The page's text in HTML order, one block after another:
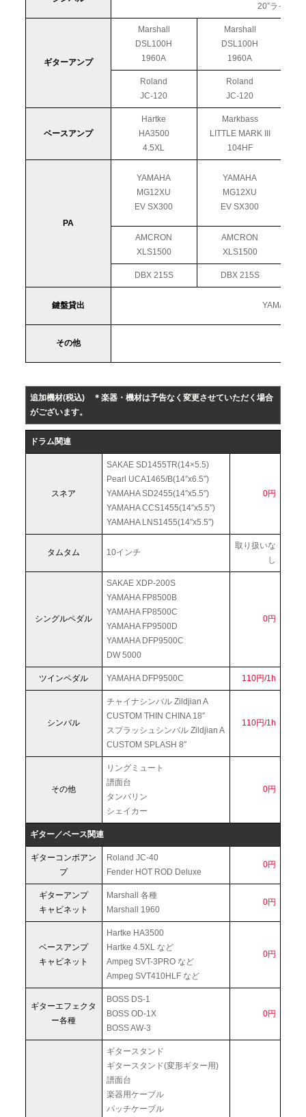
20”ライド、
ギターアンプ
Marshall
DSL100H
1960A
Marshall
DSL100H
1960A
Roland
JC-120
Roland
JC-120
ベースアンプ
Hartke
HA3500
4.5XL
Markbass
LITTLE MARK III
104HF
PA
YAMAHA
MG12XU
EV SX300
YAMAHA
MG12XU
EV SX300
AMCRON
XLS1500
AMCRON
XLS1500
DBX 215S DBX 215S
鍵盤貸出 YAMAHA
その他
追加機材(税込)＊楽器・機材は予告なく変更させていただく場合
がございます。
ドラム関連
スネア
SAKAE SD1455TR(14×5.5)
Pearl UCA1465/B(14″x6.5″)
YAMAHA SD2455(14″x5.5″)
YAMAHA CCS1455(14″x5.5″)
YAMAHA LNS1455(14″x5.5″)
0円
タムタム 10インチ
取り扱いな
し
シングルペダル
SAKAE XDP-200S
YAMAHA FP8500B
YAMAHA FP8500C
YAMAHA FP9500D
YAMAHA DFP9500C
DW 5000
0円
ツインペダル YAMAHA DFP9500C 110円/1h
シンバル
チャイナシンバル Zildjian A
CUSTOM THIN CHINA 18″
スプラッシュシンバル Zildjian A
CUSTOM SPLASH 8″
110円/1h
その他
リングミュート
譜面台
タンバリン
シェイカー
0円
ギター／ベース関連
ギターコンボアン
プ
Roland JC-40
Fender HOT ROD Deluxe
0円
ギターアンプ
キャビネット
Marshall 各種
Marshall 1960
0円
ベースアンプ
キャビネット
Hartke HA3500
Hartke 4.5XL など
Ampeg SVT-3PRO など
Ampeg SVT410HLF など
0円
ギターエフェクタ
ー各種
BOSS DS-1
BOSS OD-1X
BOSS AW-3
0円
ギタースタンド
ギタースタンド(変形ギター用)
譜面台
楽器用ケーブル
パッチケーブル